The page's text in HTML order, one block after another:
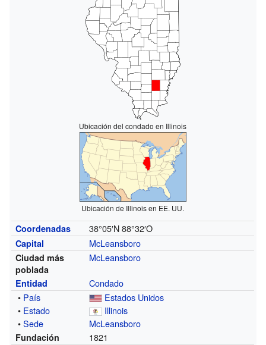
Ubicación del condado en Illinois
Ubicación de Illinois en EE. UU.
Coordenadas 38°05′N 88°32′O
Capital McLeansboro
Ciudad más
poblada
McLeansboro
Entidad
Condado
• País
Estados Unidos
• Estado
Illinois
•Sede McLeansboro
Fundación 1821